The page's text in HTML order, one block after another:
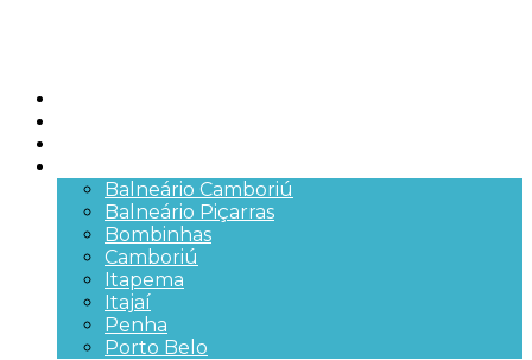
Balneário Camboriú
Balneário Piçarras
Bombinhas
Camboriú
Itapema
Itajaí
Penha
Porto Belo